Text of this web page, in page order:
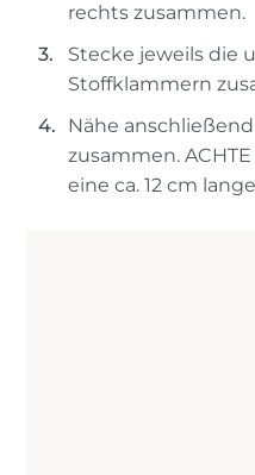
rechts zusammen.
Stecke jeweils die
Stoffklammern
Nähe
zusammen.
eine ca. 12 cm